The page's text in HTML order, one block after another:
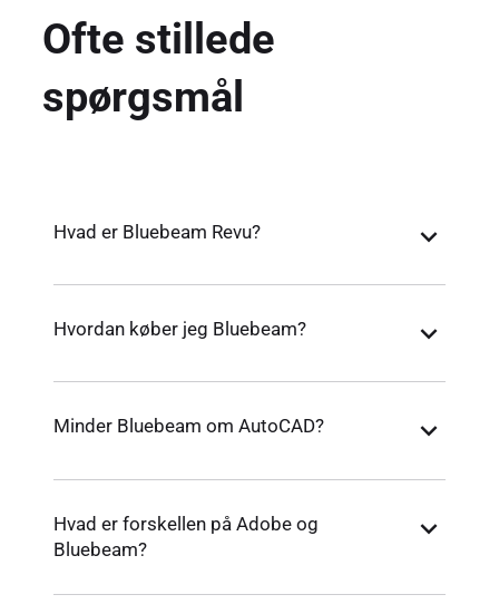
Ofte stillede
spørgsmål
Hvad er Bluebeam Revu?
Hvordan køber jeg Bluebeam?
Minder Bluebeam om AutoCAD?
Hvad er forskellen på Adobe og
Bluebeam?